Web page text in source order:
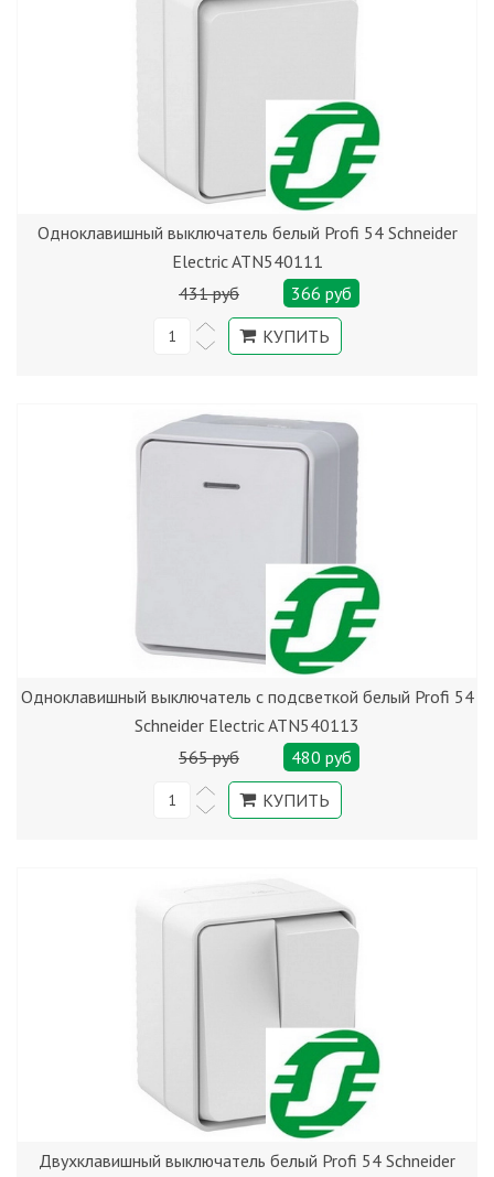
Одноклавишный выключатель белый Profi 54 Schneider
Electric ATN540111
431 руб
366 руб
Одноклавишный выключатель с подсветкой белый Profi 54
Schneider Electric ATN540113
565 руб
480 руб
Двухклавишный выключатель белый Profi 54 Schneider